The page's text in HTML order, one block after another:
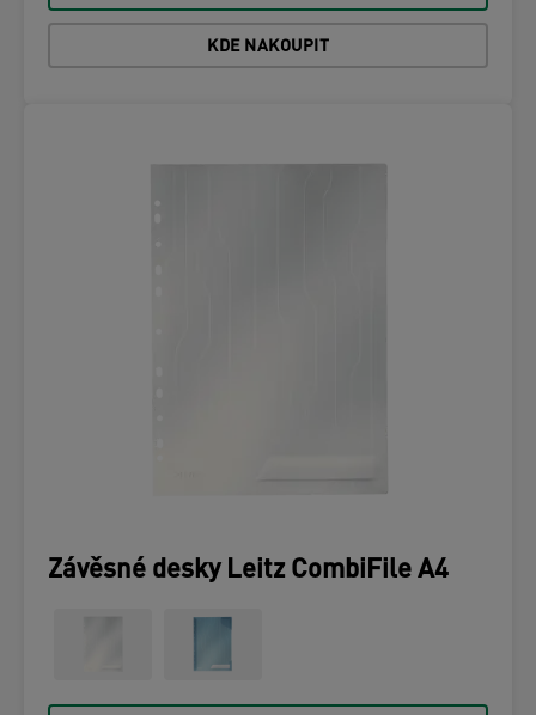
KDE NAKOUPIT
Závěsné desky Leitz CombiFile A4